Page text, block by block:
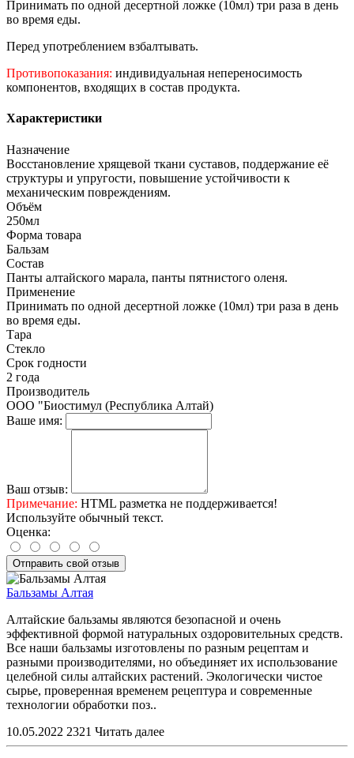
Принимать по одной десертной ложке (10мл) три раза в день
во время еды.
Перед употреблением взбалтывать.
Противопоказания: индивидуальная непереносимость
компонентов, входящих в состав продукта.
Характеристики
Назначение
Восстановление хрящевой ткани суставов, поддержание её
структуры и упругости, повышение устойчивости к
механическим повреждениям.
Объём
250мл
Форма товара
Бальзам
Состав
Панты алтайского марала, панты пятнистого оленя.
Применение
Принимать по одной десертной ложке (10мл) три раза в день
во время еды.
Тара
Стекло
Срок годности
2 года
Производитель
ООО "Биостимул (Республика Алтай)
Ваше имя:
Ваш отзыв:
Примечание: HTML разметка не поддерживается!
Используйте обычный текст.
Оценка:
Отправить свой отзыв
Бальзамы Алтая
Алтайские бальзамы являются безопасной и очень
эффективной формой натуральных оздоровительных средств.
Все наши бальзамы изготовлены по разным рецептам и
разными производителями, но объединяет их использование
целебной силы алтайских растений. Экологически чистое
сырье, проверенная временем рецептура и современные
технологии обработки поз..
10.05.2022 2321 Читать далее